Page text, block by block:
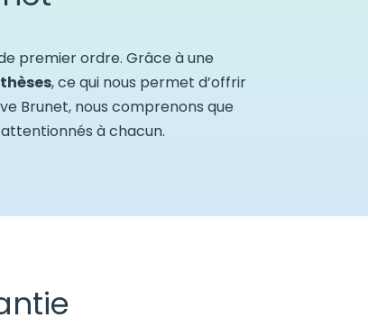
premier ordre. Grâce à une
, ce qui nous permet d’offrir
Brunet, nous comprenons que
à chacun.